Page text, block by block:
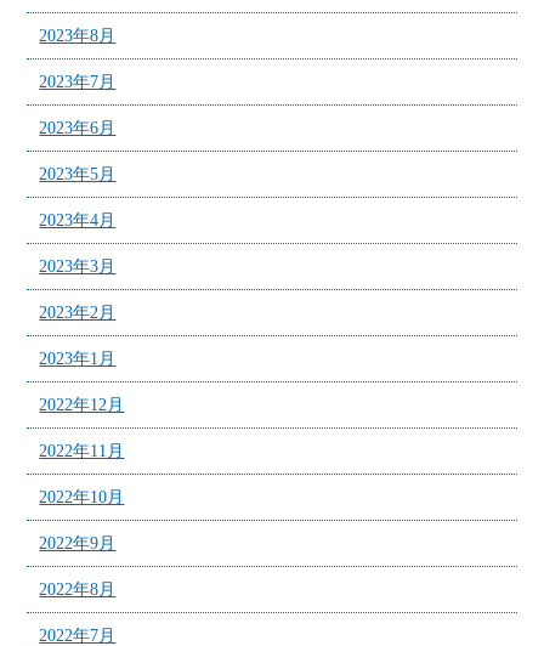
2023年8月
2023年7月
2023年6月
2023年5月
2023年4月
2023年3月
2023年2月
2023年1月
2022年12月
2022年11月
2022年10月
2022年9月
2022年8月
2022年7月